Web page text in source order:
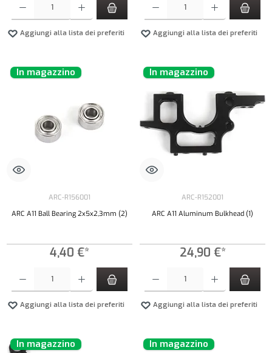
Aggiungi alla lista dei preferiti Aggiungi alla lista dei preferiti
In magazzino
ARC-R156001
ARC A11 Ball Bearing 2x5x2,3mm (2)
4,40 €*
Aggiungi alla lista dei preferiti
In magazzino
ARC-R152001
ARC A11 Aluminum Bulkhead (1)
24,90 €*
Aggiungi alla lista dei preferiti
In magazzino In magazzino